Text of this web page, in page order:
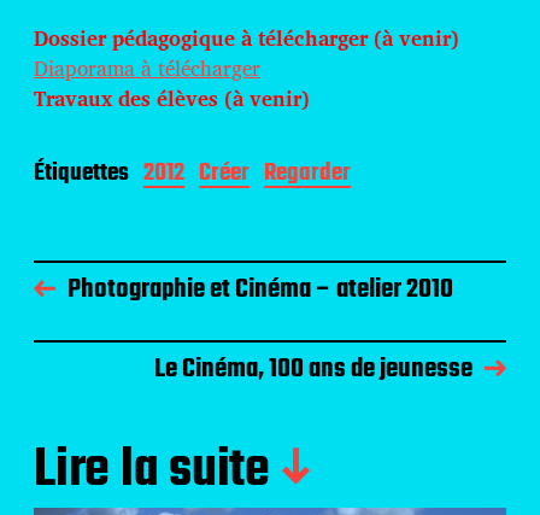
Dossier pédagogique à télécharger (à venir)
Diaporama à télécharger
Travaux des élèves (à venir)
Étiquettes 2012 Créer Regarder
Photographie et Cinéma – atelier 2010
Le Cinéma, 100 ans de jeunesse
Lire la suite